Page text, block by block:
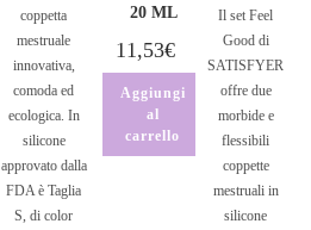
coppetta
mestruale
innovativa,
comoda ed
ecologica. In
silicone
approvato dalla
FDA è Taglia
S, di color
20 ML
11,53€
Aggiungi
al
carrello
Il set Feel
Good di
SATISFYER
offre due
morbide e
flessibili
coppette
mestruali in
silicone